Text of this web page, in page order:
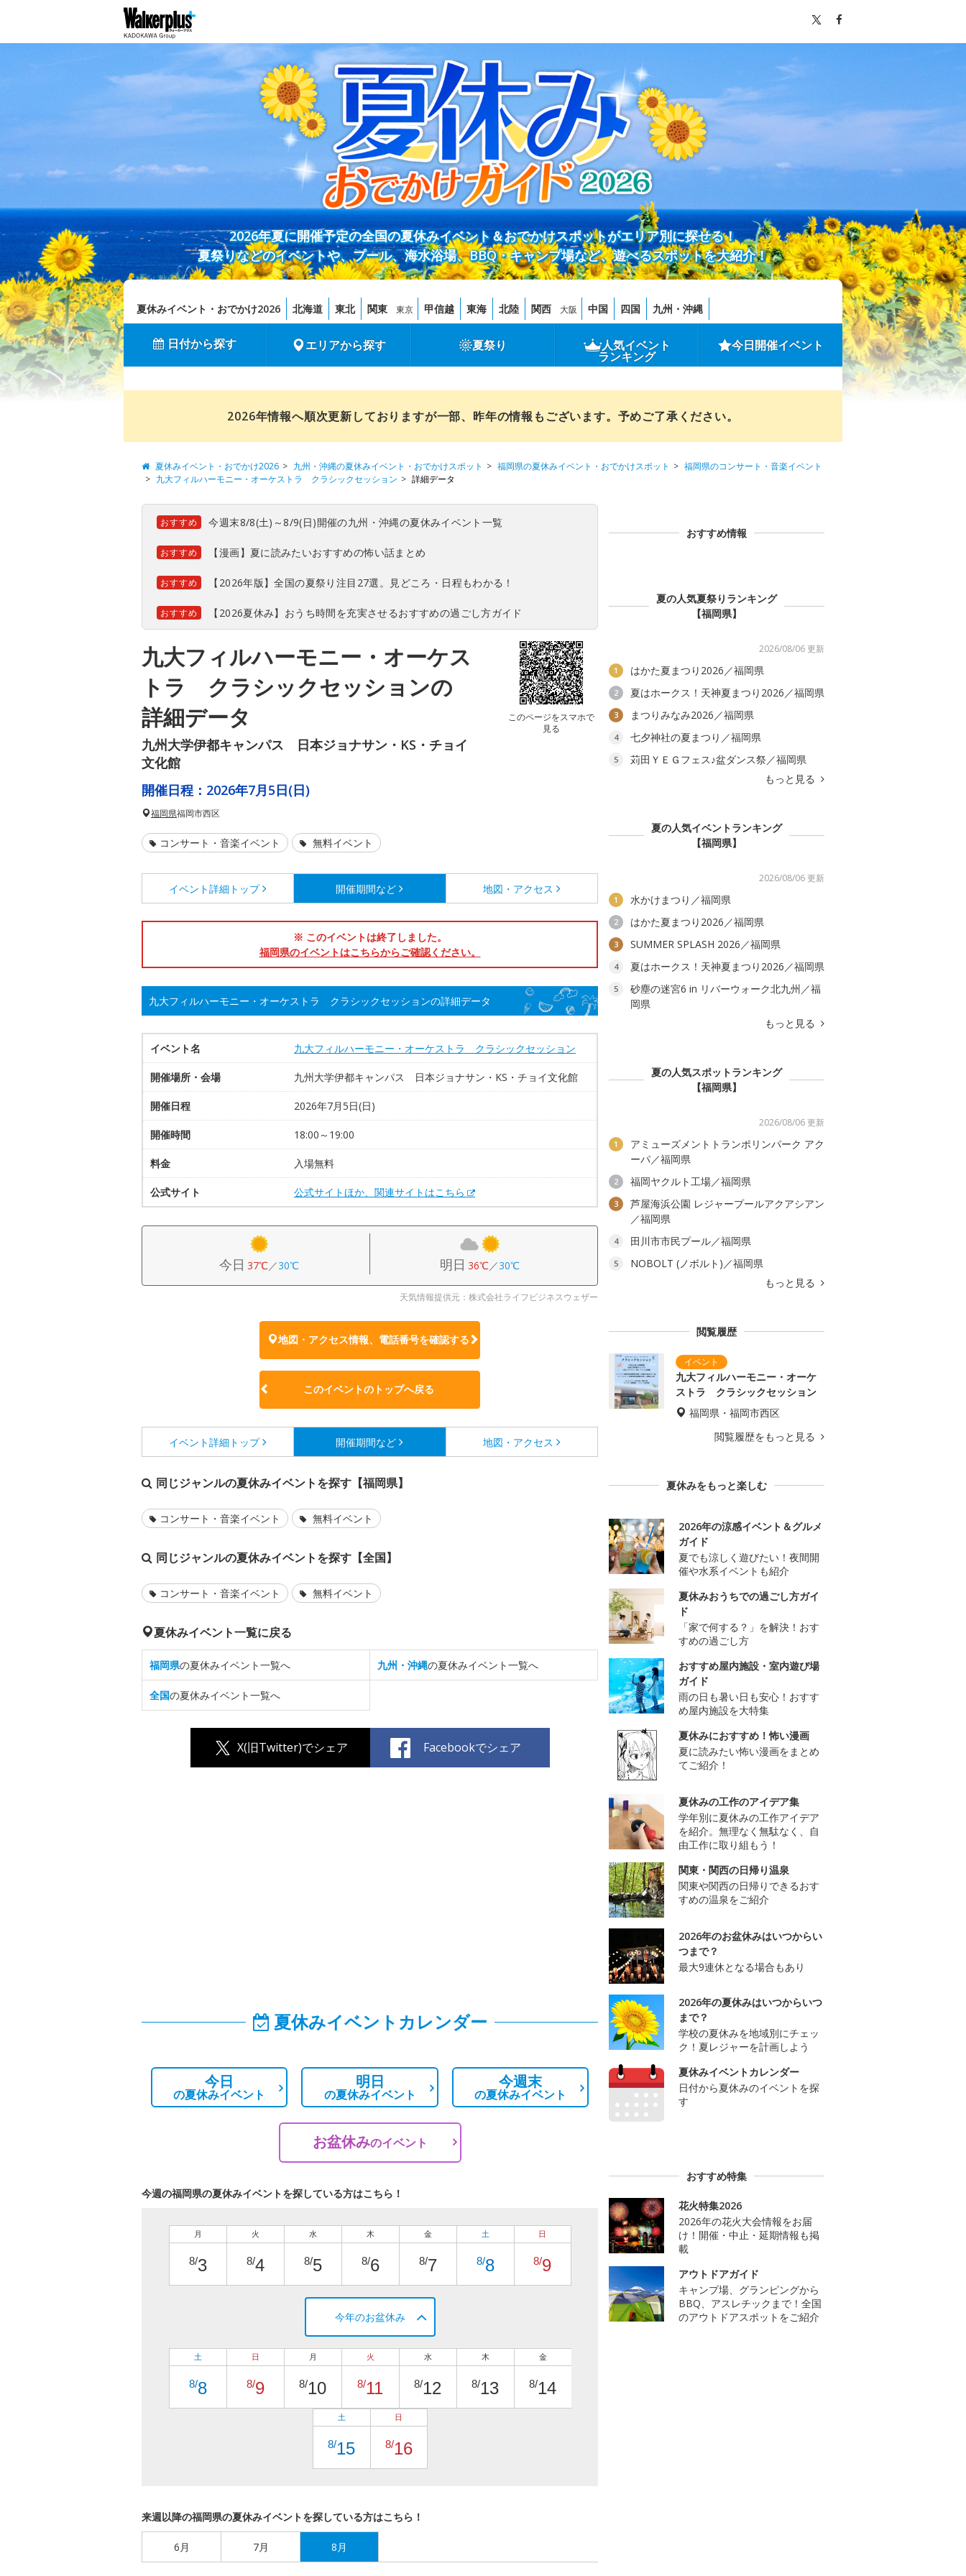
2026年夏に開催予定の全国の夏休みイベント＆おでかけスポットがエリア別に探せる！
夏祭りなどのイベントや、プール、海水浴場、BBQ・キャンプ場など、遊べるスポットを大紹介！
夏休みイベント・おでかけ2026 北海道 東北 関東 東京 甲信越 東海 北陸 関西 大阪 中国 四国 九州・沖縄
日付から探す エリアから探す 夏祭り 人気イベント
ランキング
今日開催イベント
2026年情報へ順次更新しておりますが一部、昨年の情報もございます。予めご了承ください。
夏休みイベント・おでかけ2026 九州・沖縄の夏休みイベント・おでかけスポット 福岡県の夏休みイベント・おでかけスポット
福岡県のコンサート・音楽イベント
九大フィルハーモニー・オーケストラ クラシックセッション
詳細データ
おすすめ 今週末8/8(土)～8/9(日)開催の九州・沖縄の夏休みイベント一覧
おすすめ 【漫画】夏に読みたいおすすめの怖い話まとめ
おすすめ 【2026年版】全国の夏祭り注目27選。見どころ・日程もわかる！
おすすめ 【2026夏休み】おうち時間を充実させるおすすめの過ごし方ガイド
九大フィルハーモニー・オーケス
トラ クラシックセッションの
詳細データ
九州大学伊都キャンパス 日本ジョナサン・KS・チョイ
文化館
このページをスマホで
見る
開催日程： 2026年7月5日(日)
福岡県福岡市西区
コンサート・音楽イベント 無料イベント
イベント詳細 トップ 開催期間など 地図・アクセス
※ このイベントは終了しました。
福岡県のイベントはこちらからご確認ください。
九大フィルハーモニー・オーケストラ クラシックセッションの詳細データ
イベント名 九大フィルハーモニー・オーケストラ クラシックセッション
開催場所・会場 九州大学伊都キャンパス 日本ジョナサン・KS・チョイ文化館
開催日程 2026年7月5日(日)
開催時間 18:00～19:00
料金 入場無料
公式サイト 公式サイトほか、関連サイトはこちら
今日 37℃／30℃ 明日 36℃／30℃
天気情報提供元：株式会社ライフビジネスウェザー
地図・アクセス情報、電話番号を確認する
このイベントのトップへ戻る
イベント詳細 トップ 開催期間など 地図・アクセス
同じジャンルの夏休みイベントを探す【福岡県】
コンサート・音楽イベント 無料イベント
同じジャンルの夏休みイベントを探す【全国】
コンサート・音楽イベント 無料イベント
夏休みイベント一覧に戻る
福岡県の夏休みイベント一覧へ 九州・沖縄の夏休みイベント一覧へ
全国の夏休みイベント一覧へ
X(旧Twitter)でシェア Facebookでシェア
夏休みイベントカレンダー
今日
の夏休みイベント
明日
の夏休みイベント
今週末
の夏休みイベント
お盆休みのイベント
今週の福岡県の夏休みイベントを探している方はこちら！
月
8/3
火
8/4
水
8/5
木
8/6
金
8/7
土
8/8
日
8/9
今年のお盆休み
土
8/8
日
8/9
月
8/10
火
8/11
水
8/12
木
8/13
金
8/14
土
8/15
日
8/16
来週以降の福岡県の夏休みイベントを探している方はこちら！
6月 7月 8月
おすすめ情報
夏の人気夏祭りランキング
【福岡県】
2026/08/06 更新
1 はかた夏まつり2026／福岡県
2 夏はホークス！天神夏まつり2026／福岡県
3 まつりみなみ2026／福岡県
4 七夕神社の夏まつり／福岡県
5
苅田ＹＥＧフェス♪盆ダンス祭／福岡県
もっと見る
夏の人気イベントランキング
【福岡県】
2026/08/06 更新
1 水かけまつり／福岡県
2 はかた夏まつり2026／福岡県
3 SUMMER SPLASH 2026／福岡県
4 夏はホークス！天神夏まつり2026／福岡県
5
砂塵の迷宮6 in リバーウォーク北九州／福
岡県
もっと見る
夏の人気スポットランキング
【福岡県】
2026/08/06 更新
1
アミューズメントトランポリンパーク アク
ーパ／福岡県
2 福岡ヤクルト工場／福岡県
3
芦屋海浜公園 レジャープールアクアシアン
／福岡県
4 田川市市民プール／福岡県
5
NOBOLT (ノボルト)／福岡県
もっと見る
閲覧履歴
九大フィルハーモニー・オーケ
ストラ クラシックセッション
福岡県・福岡市西区
閲覧履歴をもっと見る
夏休みをもっと楽しむ
2026年の涼感イベント＆グルメ
ガイド
夏でも涼しく遊びたい！夜間開
催や水系イベントも紹介
夏休みおうちでの過ごし方ガイ
ド
「家で何する？」を解決！おす
すめの過ごし方
おすすめ屋内施設・室内遊び場
ガイド
雨の日も暑い日も安心！おすす
め屋内施設を大特集
夏休みにおすすめ！怖い漫画
夏に読みたい怖い漫画をまとめ
てご紹介！
夏休みの工作のアイデア集
学年別に夏休みの工作アイデア
を紹介。無理なく無駄なく、自
由工作に取り組もう！
関東・関西の日帰り温泉
関東や関西の日帰りできるおす
すめの温泉をご紹介
2026年のお盆休みはいつからい
つまで？
最大9連休となる場合もあり
2026年の夏休みはいつからいつ
まで？
学校の夏休みを地域別にチェッ
ク！夏レジャーを計画しよう
夏休みイベントカレンダー
日付から夏休みのイベントを探
す
おすすめ特集
花火特集2026
2026年の花火大会情報をお届
け！開催・中止・延期情報も掲
載
アウトドアガイド
キャンプ場、グランピングから
BBQ、アスレチックまで！全国
のアウトドアスポットをご紹介